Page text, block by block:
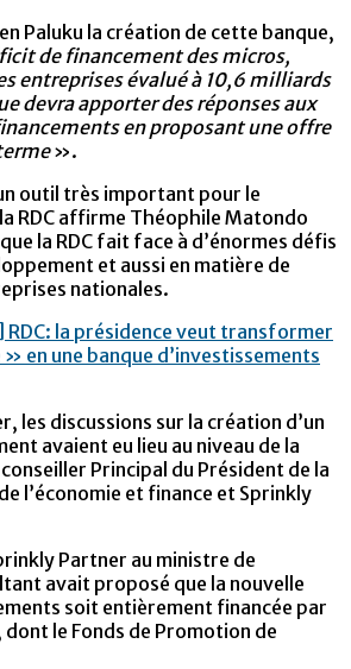
Paluku la création de cette banque,
de financement des micros,
entreprises évalué à 10,6 milliards
devra apporter des réponses aux
en proposant une offre
».
outil très important pour le
RDC affirme Théophile Matondo
la RDC fait face à d’énormes défis
et aussi en matière de
nationales.
RDC: la présidence veut transformer
en une banque d’investissements
les discussions sur la création d’un
avaient eu lieu au niveau de la
Principal du Président de la
l’économie et finance et Sprinkly
Partner au ministre de
avait proposé que la nouvelle
soit entièrement financée par
le Fonds de Promotion de